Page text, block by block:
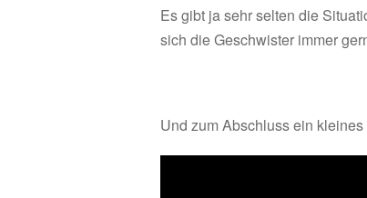
Es gibt ja sehr selten die
sich die Geschwister immer
Und zum Abschluss ein